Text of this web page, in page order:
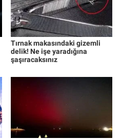
Tırnak makasındaki gizemli
delik! Ne işe yaradığına
şaşıracaksınız